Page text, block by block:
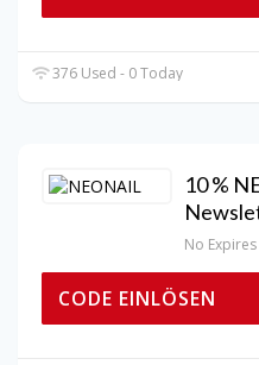
376 Used - 0 Today
10 %
No Expires
CODE EINLÖSEN